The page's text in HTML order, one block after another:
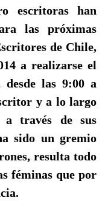
escritoras han
las próximas
de Chile,
a realizarse el
las 9:00 a
y a lo largo
a través de sus
sido un gremio
resulta todo
féminas que por